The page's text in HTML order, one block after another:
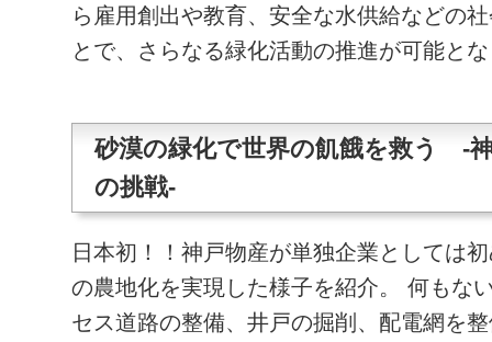
ら雇用創出や教育、安全な水供給などの
とで、さらなる緑化活動の推進が可能と
砂漠の緑化で世界の飢餓を救う -
の挑戦-
日本初！！神戸物産が単独企業としては
の農地化を実現した様子を紹介。 何もな
セス道路の整備、井戸の掘削、配電網を